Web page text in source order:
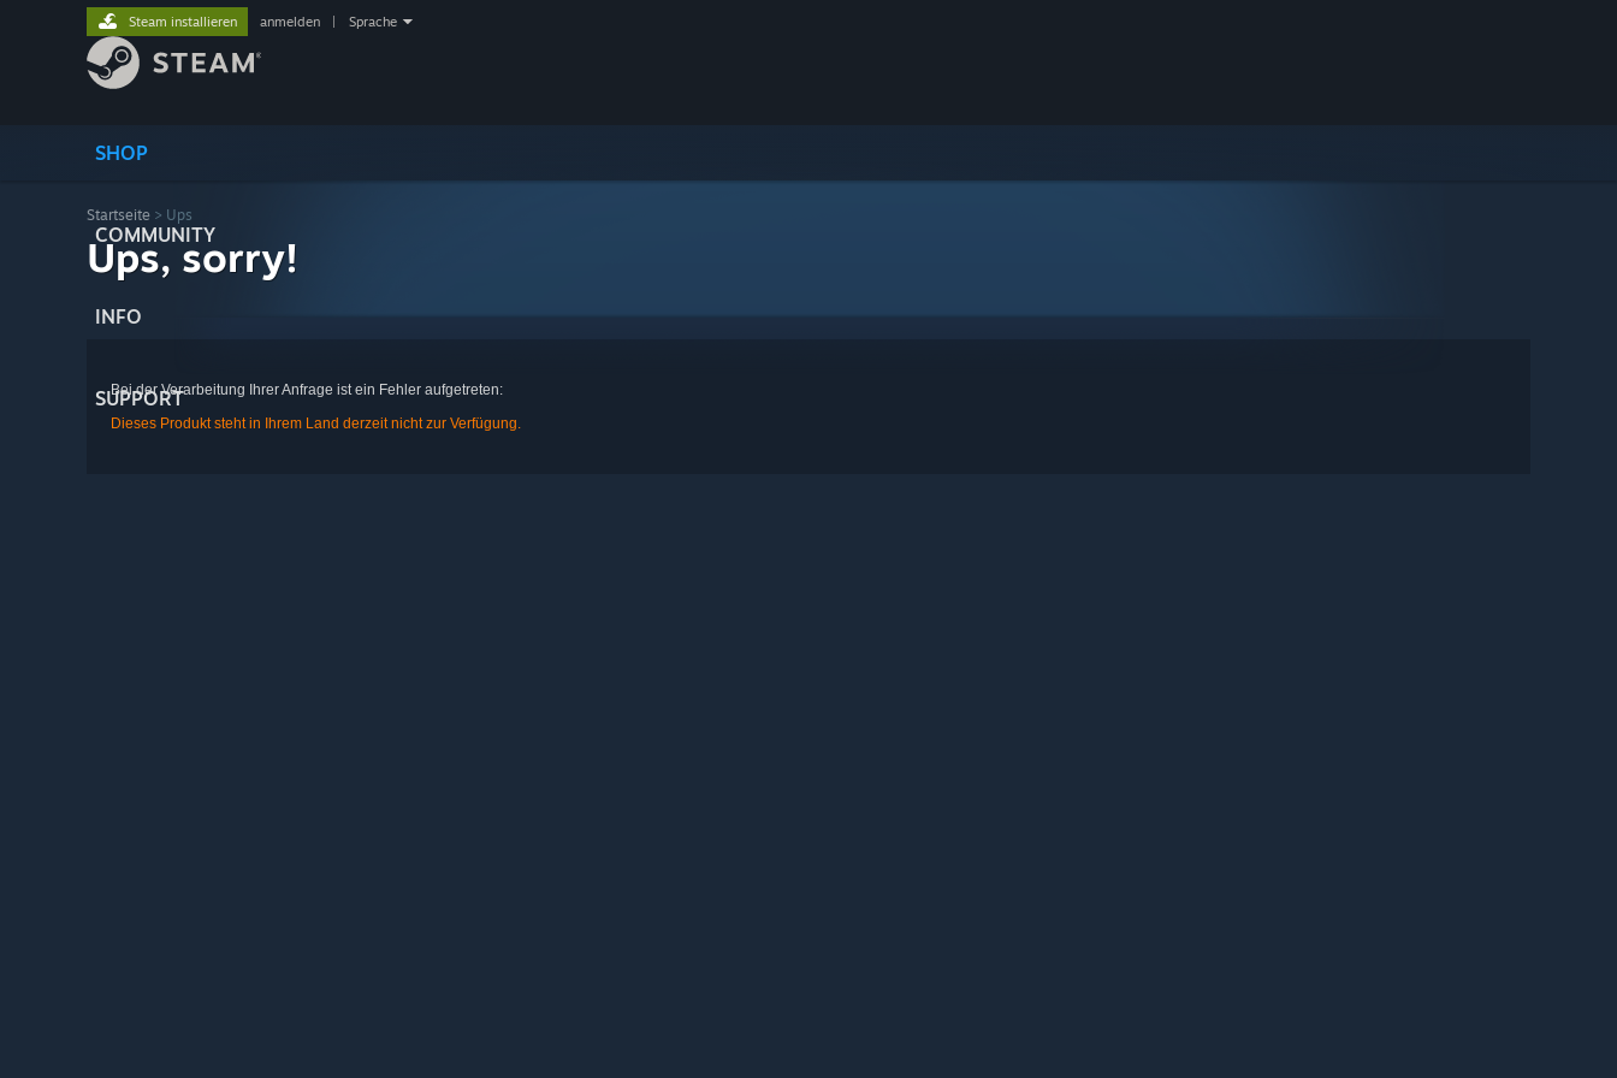
SHOP
COMMUNITY
INFO
SUPPORT
Steam installieren anmelden Sprache
Startseite > Ups
Ups, sorry!
Bei der Verarbeitung Ihrer Anfrage ist ein Fehler aufgetreten:
Dieses Produkt steht in Ihrem Land derzeit nicht zur Verfügung.